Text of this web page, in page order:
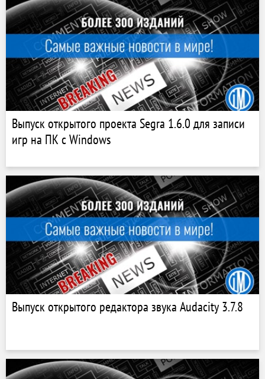
Выпуск открытого проекта Segra 1.6.0 для записи
игр на ПК с Windows
Выпуск открытого редактора звука Audacity 3.7.8